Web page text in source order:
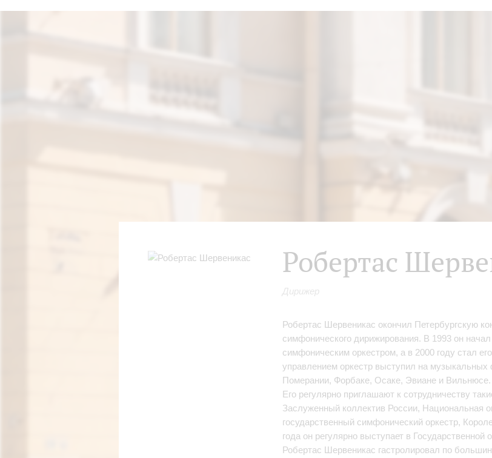
Робертас
Дирижер
Робертас Шервеникас окончил Петербургскую
симфонического дирижирования. В 1993 он
симфоническим оркестром, а в 2000 году стал
управлением оркестр выступил на музыкальных
Померании, Форбаке, Осаке, Эвиане и Вильнюсе.
Его регулярно приглашают к сотрудничеству
Заслуженный коллектив России, Национальная
государственный симфонический оркестр,
года он регулярно выступает в
Робертас Шервеникас гастролировал по